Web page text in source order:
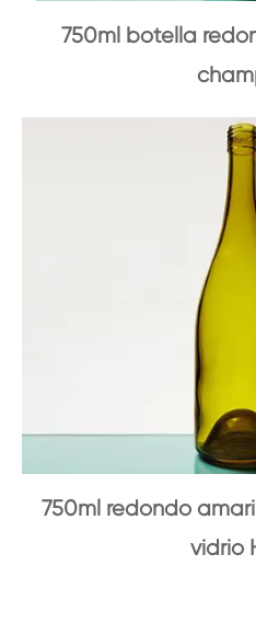
750ml botella
750ml redondo
vidrio